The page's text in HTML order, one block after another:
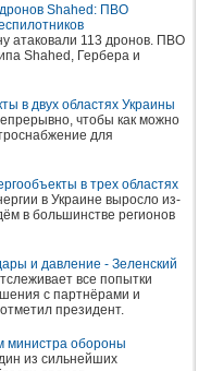
Shahed: ПВО
атаковали 113 дронов. ПВО
Shahed, Гербера и
в двух областях Украины
чтобы как можно
для
в трех областях
в Украине выросло из-
в большинстве регионов
и давление - Зеленский
все попытки
с партнёрами и
президент.
министра обороны
из сильнейших